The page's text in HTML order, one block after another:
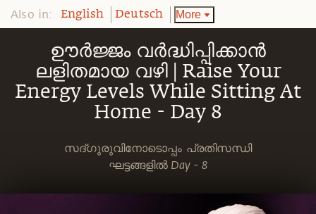
Also in: English Deutsch More
ഊര്‍ജ്ജം വർദ്ധിപ്പിക്കാൻ
ലളിതമായ വഴി | Raise Your
Energy Levels While Sitting At
Home - Day 8
സദ്ഗുരുവിനോടൊപ്പം പ്രതിസന്ധി
ഘട്ടങ്ങളില്‍ Day - 8